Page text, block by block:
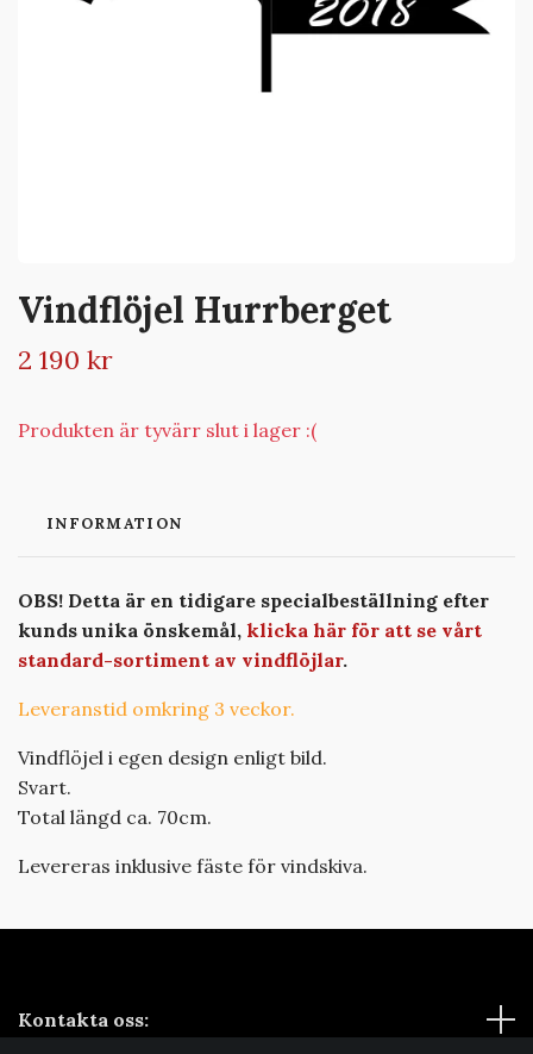
Vindflöjel Hurrberget
2 190 kr
Produkten är tyvärr slut i lager :(
INFORMATION
OBS! Detta är en tidigare specialbeställning efter
kunds unika önskemål, klicka här för att se vårt
standard-sortiment av vindflöjlar.
Leveranstid omkring 3 veckor.
Vindflöjel i egen design enligt bild.
Svart.
Total längd ca. 70cm.
Levereras inklusive fäste för vindskiva.
Kontakta oss: